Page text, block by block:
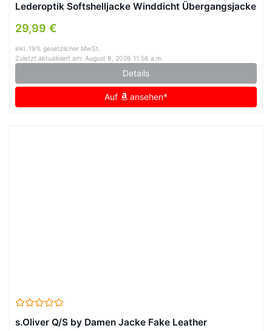
Lederoptik Softshelljacke Winddicht Übergangsjacke
Reverskragen Sweatjacke Hip Hop Bikejacke Festlich
Damenjacken Aesthetic Streetwear (Black, L)
29,99 €
inkl. 19% gesetzlicher MwSt.
Zuletzt aktualisiert am: August 9, 2026 11:56 a.m.
Details
Auf ansehen*
s.Oliver Q/S by Damen Jacke Fake Leather